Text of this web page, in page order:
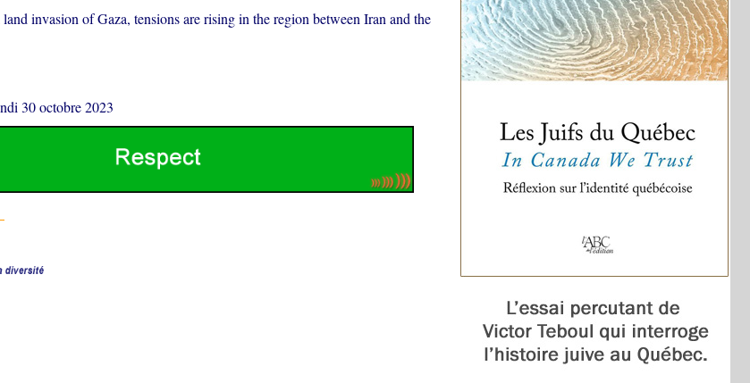
invasion of Gaza, tensions are rising in the region between Iran and the
30 octobre 2023